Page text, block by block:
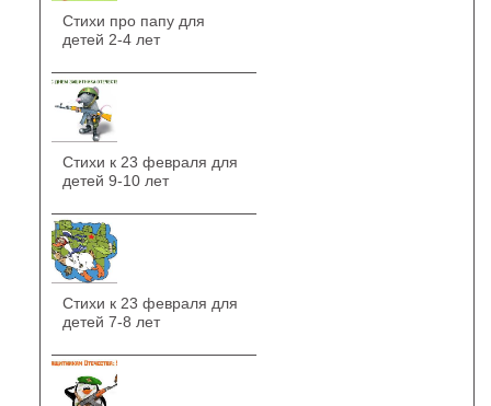
Стихи про папу для
детей 2-4 лет
Стихи к 23 февраля для
детей 9-10 лет
Стихи к 23 февраля для
детей 7-8 лет